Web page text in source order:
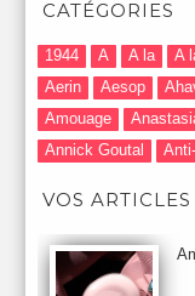
CATÉGORIES
1944 A A la A
Aerin
Aesop
Amouage
Annick Goutal
Astuces Maquillage
Aurelia London
Automne 2013
VOS